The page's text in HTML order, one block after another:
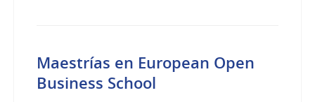
Maestrías en European Open
Business School